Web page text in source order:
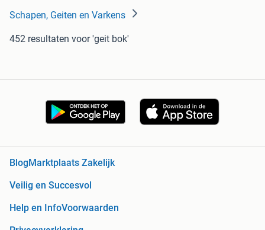
Schapen, Geiten en Varkens
452 resultaten voor 'geit bok'
BlogMarktplaats Zakelijk
Veilig en Succesvol
Help en InfoVoorwaarden